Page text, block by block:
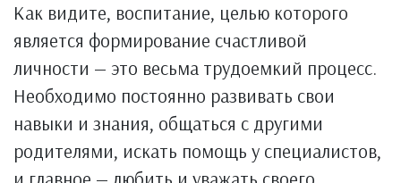
Как видите, воспитание, целью которого
является формирование счастливой
личности — это весьма трудоемкий процесс.
Необходимо постоянно развивать свои
навыки и знания, общаться с другими
родителями, искать помощь у специалистов,